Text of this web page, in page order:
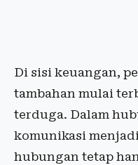
Di sisi keuangan,
tambahan mulai
terduga. Dalam
komunikasi
hubungan tetap